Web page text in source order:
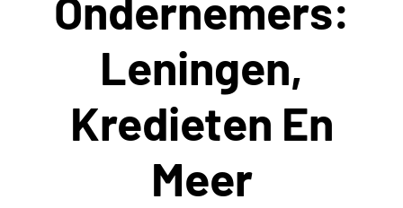
Leningen,
Kredieten En
Meer